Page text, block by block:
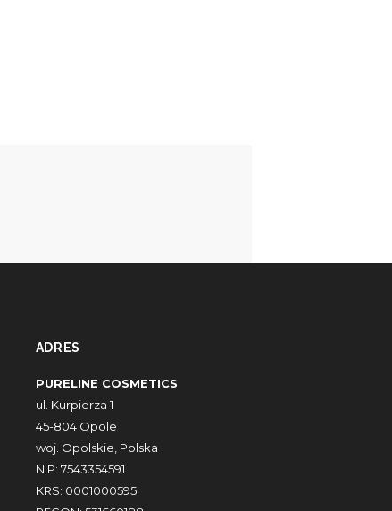
ADRES
PURELINE COSMETICS
ul. Kurpierza 1
45-804 Opole
woj. Opolskie, Polska
NIP: 7543354591
KRS: 0001000595